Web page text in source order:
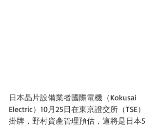
日本晶片設備業者國際電機（Kokusai
Electric）10月25日在東京證交所（TSE）
掛牌，野村資產管理預估，這將是日本5